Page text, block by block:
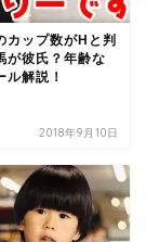
カップ数がHと判
が彼氏？年齢な
ル解説！
2018年9月10日